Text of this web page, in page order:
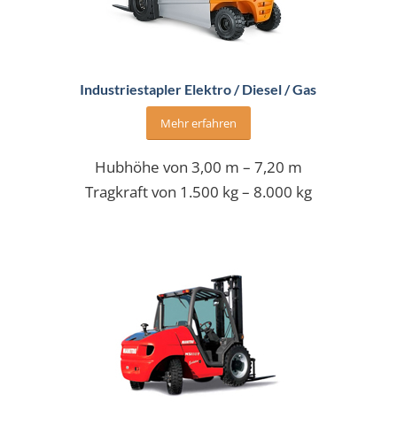
Industriestapler Elektro / Diesel / Gas
Mehr erfahren
Hubhöhe von 3,00 m – 7,20 m
Tragkraft von 1.500 kg – 8.000 kg